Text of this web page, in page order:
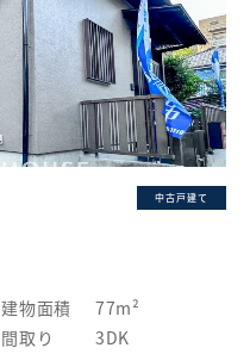
中古戸建て
建物面積
77m²
間取り 3DK